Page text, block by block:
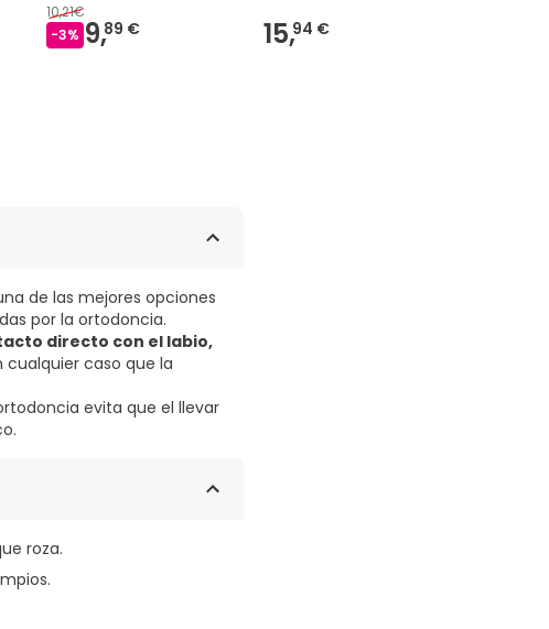
10,21€
-3% 9,89 € 15,94 €
de las mejores opciones
por la ortodoncia.
directo con el labio,
caso que la
evita que el llevar
roza.